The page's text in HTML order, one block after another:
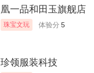
凰一品和田玉旗舰店
珠宝文玩 体验分 5
珍领服装科技